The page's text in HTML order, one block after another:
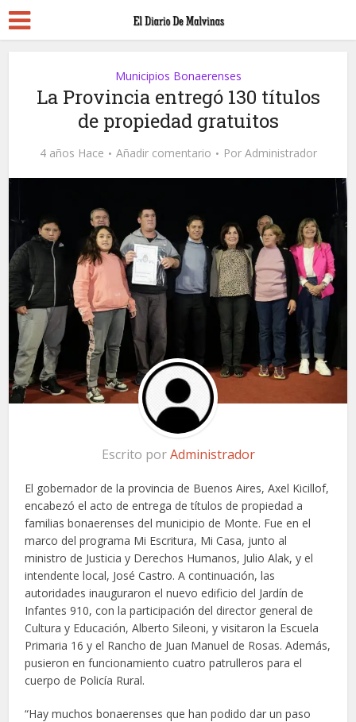
Municipios Bonaerenses
La Provincia entregó 130 títulos
de propiedad gratuitos
4 años Hace Añadir comentario Por Administrador
Escrito porAdministrador
El gobernador de la provincia de Buenos Aires, Axel Kicillof,
encabezó el acto de entrega de títulos de propiedad a
familias bonaerenses del municipio de Monte. Fue en el
marco del programa Mi Escritura, Mi Casa, junto al
ministro de Justicia y Derechos Humanos, Julio Alak, y el
intendente local, José Castro. A continuación, las
autoridades inauguraron el nuevo edificio del Jardín de
Infantes 910, con la participación del director general de
Cultura y Educación, Alberto Sileoni, y visitaron la Escuela
Primaria 16 y el Rancho de Juan Manuel de Rosas. Además,
pusieron en funcionamiento cuatro patrulleros para el
cuerpo de Policía Rural.
“Hay muchos bonaerenses que han podido dar un paso